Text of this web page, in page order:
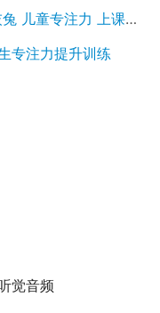
注力 上课注意听讲训练
专注力提升训练
觉音频